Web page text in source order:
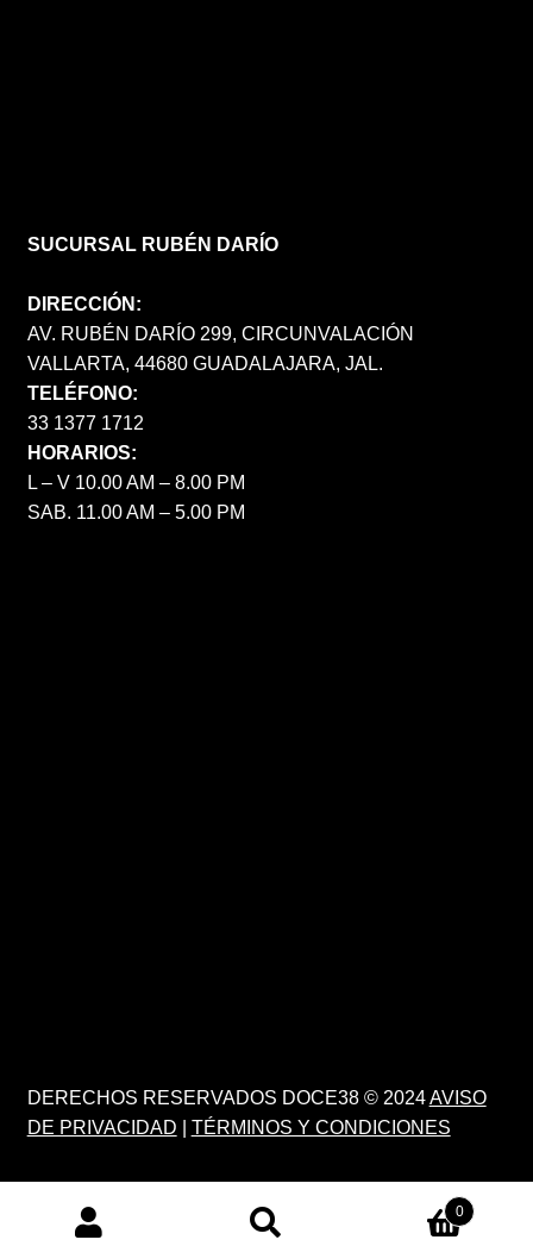
SUCURSAL RUBÉN DARÍO
DIRECCIÓN:
AV. RUBÉN DARÍO 299, CIRCUNVALACIÓN
VALLARTA, 44680 GUADALAJARA, JAL.
TELÉFONO:
33 1377 1712
HORARIOS:
L – V 10.00 AM – 8.00 PM
SAB. 11.00 AM – 5.00 PM
DERECHOS RESERVADOS DOCE38 © 2024AVISO
DE PRIVACIDAD
TÉRMINOS Y CONDICIONES
PRODUCTS
0